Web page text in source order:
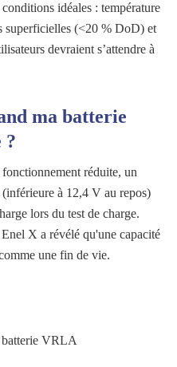
idéales : température
superficielles (<20 % DoD) et
devraient s’attendre à
ma batterie
?
réduite, un
à 12,4 V au repos)
lors du test de charge.
X a révélé qu'une capacité
une fin de vie.
VRLA